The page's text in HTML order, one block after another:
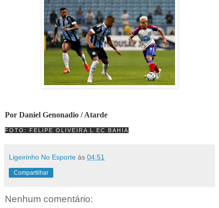
Por Daniel Genonadio / Atarde
FOTO: FELIPE OLIVEIRA L EC BAHIA
Ligeirinho No Esporte às 04:51
Compartilhar
Nenhum comentário: